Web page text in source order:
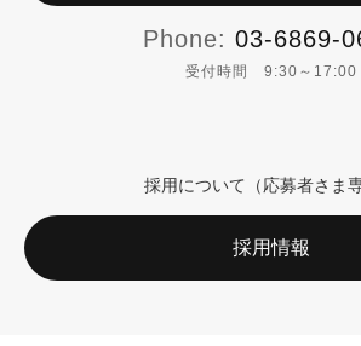
Phone: 03-6869-
受付時間 9:30～17:00
採用について（応募者さま専
採用情報